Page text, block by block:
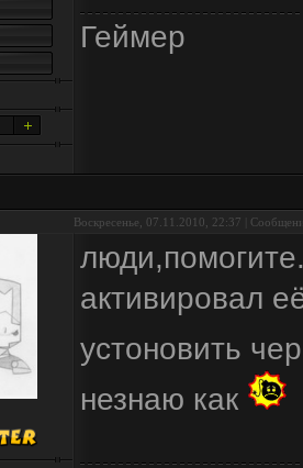
Геймер
Воскресенье, 07.11.2010, 22:37 |
активировал
устоновить
незнаю как